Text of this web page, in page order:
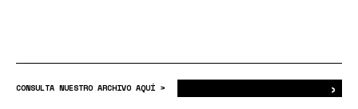
CONSULTA NUESTRO ARCHIVO AQUÍ > ›